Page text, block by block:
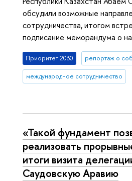
обсудили возможные
сотрудничества, итогом
подписание меморандума о
Приоритет 2030 репортаж о
международное сотрудничество
«Такой фундамент
реализовать
итоги визита
Саудовскую Аравию